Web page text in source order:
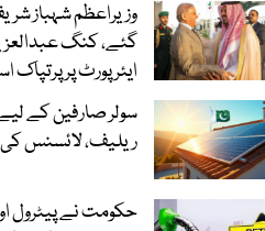
وزیراعظم شہباز
گئے، کنگ
ایئر پورٹ پر پرتپاک
سولر صارفین کے لیے
ریلیف، لائسنس
حکومت نے پیٹرول